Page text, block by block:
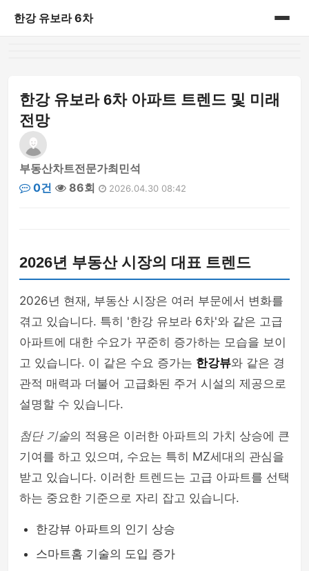
한강 유보라 6차
한강 유보라 6차 아파트 트렌드 및 미래
전망
부동산차트전문가최민석
0건
86회 2026.04.30 08:42
2026년 부동산 시장의 대표 트렌드
2026년 현재, 부동산 시장은 여러 부문에서 변화를
겪고 있습니다. 특히 '한강 유보라 6차'와 같은 고급
아파트에 대한 수요가 꾸준히 증가하는 모습을 보이
고 있습니다. 이 같은 수요 증가는 한강뷰와 같은 경
관적 매력과 더불어 고급화된 주거 시설의 제공으로
설명할 수 있습니다.
첨단 기술의 적용은 이러한 아파트의 가치 상승에 큰
기여를 하고 있으며, 수요는 특히 MZ세대의 관심을
받고 있습니다. 이러한 트렌드는 고급 아파트를 선택
하는 중요한 기준으로 자리 잡고 있습니다.
한강뷰 아파트의 인기 상승
스마트홈 기술의 도입 증가